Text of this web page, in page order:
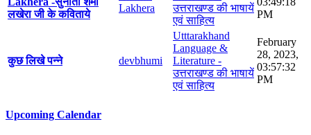
लखेरा जी के कविताये
Lakhera
उत्तराखण्ड की भाषायें
एवं साहित्य
PM
कुछ लिखे पन्ने devbhumi
Utttarakhand
Language &
Literature -
उत्तराखण्ड की भाषायें
एवं साहित्य
February
28, 2023,
03:57:32
PM
Upcoming Calendar